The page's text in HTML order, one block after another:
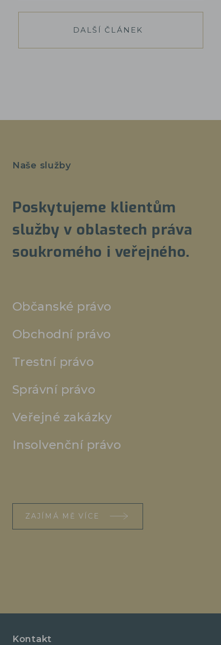
DALŠÍ ČLÁNEK
Naše služby
Poskytujeme klientům
služby v oblastech práva
soukromého i veřejného.
Občanské právo
Obchodní právo
Trestní právo
Správní právo
Veřejné zakázky
Insolvenční právo
ZAJÍMÁ MĚ VÍCE
Kontakt